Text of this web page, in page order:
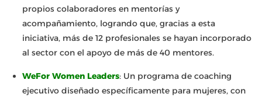
propios colaboradores en mentorías y
acompañamiento, logrando que, gracias a esta
iniciativa, más de 12 profesionales se hayan incorporado
al sector con el apoyo de más de 40 mentores.
WeFor Women Leaders: Un programa de coaching
ejecutivo diseñado específicamente para mujeres, con